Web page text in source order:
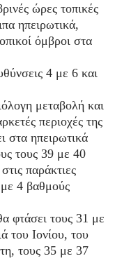
ώρες τοπικές
ηπειρωτικά,
όμβροι στα
4 με 6 και
μεταβολή και
περιοχές της
στα ηπειρωτικά
τους 39 με 40
παράκτιες
με 4 βαθμούς
φτάσει τους 31 με
του Ιονίου, του
τους 35 με 37